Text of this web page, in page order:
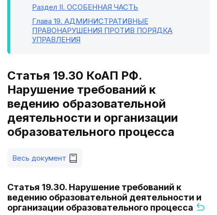
Раздел II. ОСОБЕННАЯ ЧАСТЬ
Глава 19. АДМИНИСТРАТИВНЫЕ
ПРАВОНАРУШЕНИЯ ПРОТИВ ПОРЯДКА
УПРАВЛЕНИЯ
Статья 19.30 КоАП РФ.
Нарушение требований к
ведению образовательной
деятельности и организации
образовательного процесса
Весь документ
Статья 19.30. Нарушение требований к
ведению образовательной деятельности и
организации образовательного процесса